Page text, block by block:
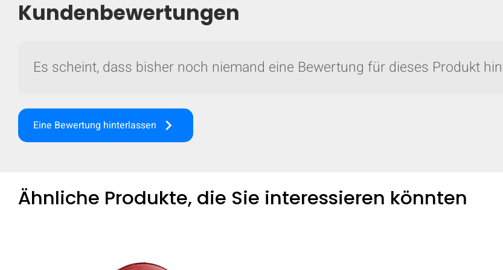
VERGLEICHEN
Kundenbewertungen
Es scheint, dass bisher noch niemand eine Bewertung für dieses Produkt
Eine Bewertung hinterlassen keyboard_arrow_right
Ähnliche Produkte, die Sie interessieren könnten